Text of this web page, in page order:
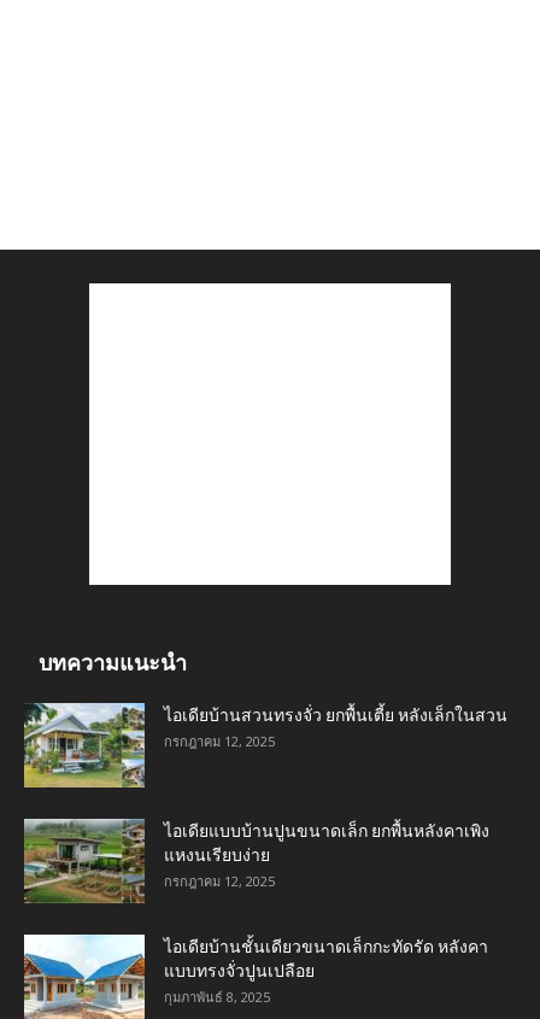
บทความแนะนำ
ไอเดียบ้านสวนทรงจั่ว ยกพื้นเตี้ย หลังเล็กในสวน
กรกฎาคม 12, 2025
ไอเดียแบบบ้านปูนขนาดเล็ก ยกพื้นหลังคาเพิง
แหงนเรียบง่าย
กรกฎาคม 12, 2025
ไอเดียบ้านชั้นเดียวขนาดเล็กกะทัดรัด หลังคา
แบบทรงจั่วปูนเปลือย
กุมภาพันธ์ 8, 2025